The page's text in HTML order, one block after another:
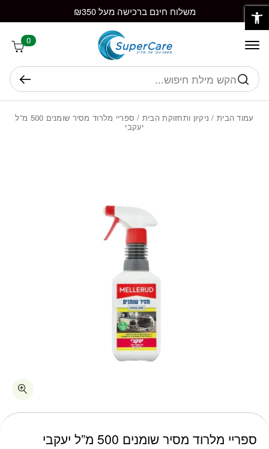
Skip to Content משלוח חינם ברכישה מעל ₪350
0
חיפוש
עמוד הבית/ ניקיון ותחזוקת הבית / ספריי מלרוד מסיר שומנים 500 מ”ל
יעקבי
ספריי מלרוד מסיר שומנים 500 מ”ל יעקבי
כמות ספריי מלרוד מסיר שומנים 500 מ"ל יעקבי
בחזרה למעלה
פתח סרגל נגישות